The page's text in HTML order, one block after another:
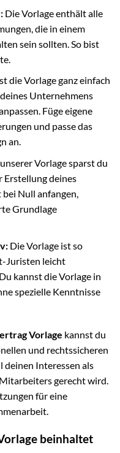
Die Vorlage enthält alle
die in einem
sein sollten. So bist
die Vorlage ganz einfach
Unternehmens
Füge eigene
und passe das
an.
Vorlage sparst du
deines
Null anfangen,
Grundlage
Die Vorlage ist so
Juristen leicht
kannst die Vorlage in
spezielle Kenntnisse
Vorlage kannst du
und rechtssicheren
Interessen als
gerecht wird.
für eine
beinhaltet